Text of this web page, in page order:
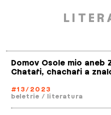
Domov Osole mio
Chataři, chachaři a
#13/2023
beletrie / literatura